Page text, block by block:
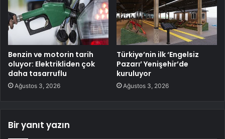
Benzin ve motorin tarih
oluyor: Elektrikliden çok
daha tasarruflu
Ağustos 3, 2026
Türkiye’nin ilk ‘Engelsiz
Pazarı’ Yenişehir’de
kuruluyor
Ağustos 3, 2026
Bir yanıt yazın